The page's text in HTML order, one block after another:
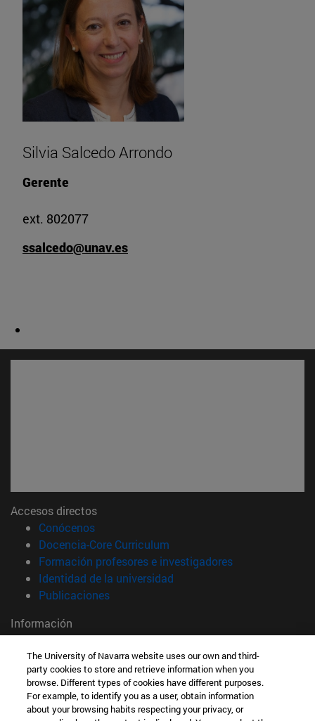
Silvia Salcedo Arrondo
Gerente
ext. 802077
ssalcedo@unav.es
Accesos directos
Conócenos(abre en nueva ventana)
Docencia-Core Curriculum
Formación profesores e investigadores(abre en nueva
Identidad de la universidad
Publicaciones(abre en nueva ventana)
Información
TFNO +34 948 42 56 00
¿QUÉ GRADO TE INTERESA?
¿QUÉ MÁSTER TE INTERESA?
© Universidad de Navarra
The University of Navarra website uses our own and third-
party cookies to store and retrieve information when you
browse. Different types of cookies have different purposes.
For example, to identify you as a user, obtain information
about your browsing habits respecting your privacy, or